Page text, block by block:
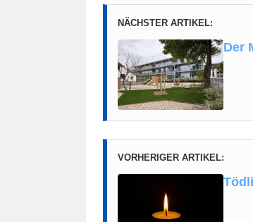
NÄCHSTER ARTIKEL:
Der
VORHERIGER ARTIKEL: